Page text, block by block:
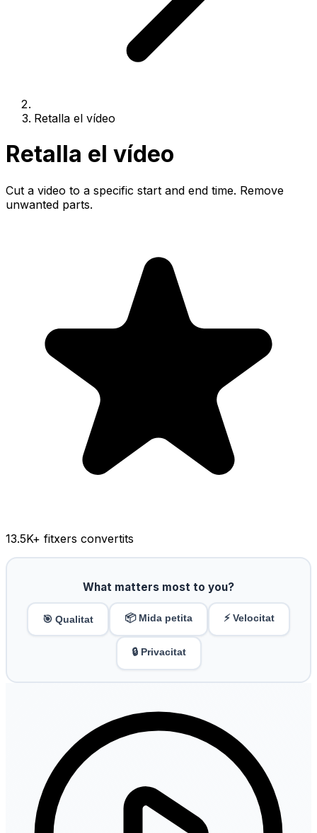
Retalla el vídeo
Retalla el vídeo
Cut a video to a specific start and end time. Remove
unwanted parts.
13.5K+ fitxers convertits
What matters most to you?
🎯 Qualitat 📦 Mida petita ⚡ Velocitat
🔒 Privacitat